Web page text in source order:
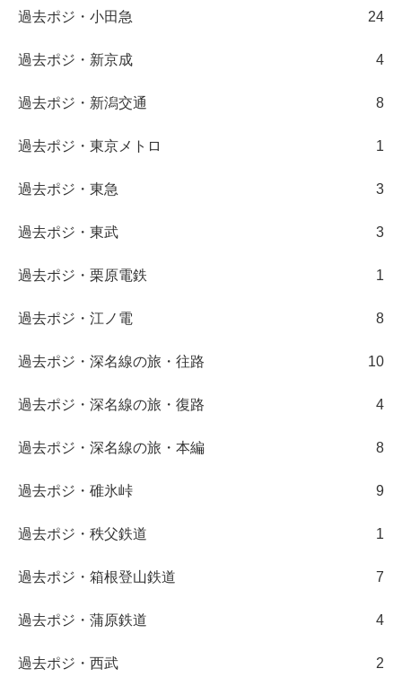
過去ポジ・小田急 24
過去ポジ・新京成 4
過去ポジ・新潟交通 8
過去ポジ・東京メトロ 1
過去ポジ・東急 3
過去ポジ・東武 3
過去ポジ・栗原電鉄 1
過去ポジ・江ノ電 8
過去ポジ・深名線の旅・往路 10
過去ポジ・深名線の旅・復路 4
過去ポジ・深名線の旅・本編 8
過去ポジ・碓氷峠 9
過去ポジ・秩父鉄道 1
過去ポジ・箱根登山鉄道 7
過去ポジ・蒲原鉄道 4
過去ポジ・西武 2